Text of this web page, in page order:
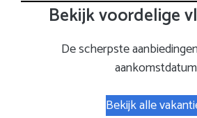
Bekijk voordelige
De scherpste
aankomstdatum
Bekijk alle